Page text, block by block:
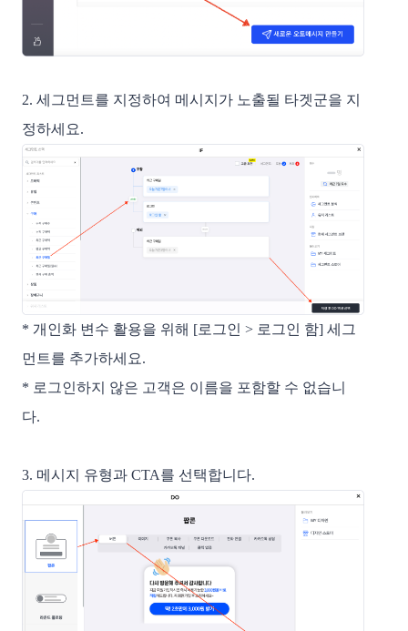
2. 세그먼트를 지정하여 메시지가 노출될 타겟군을 지
정하세요.
* 개인화 변수 활용을 위해 [로그인 > 로그인 함] 세그
먼트를 추가하세요.
* 로그인하지 않은 고객은 이름을 포함할 수 없습니
다.
3. 메시지 유형과 CTA를 선택합니다.